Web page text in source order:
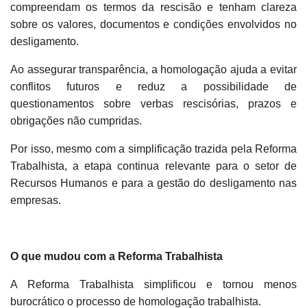
compreendam os termos da rescisão e tenham clareza
sobre os valores, documentos e condições envolvidos no
desligamento.
Ao assegurar transparência, a homologação ajuda a evitar
conflitos futuros e reduz a possibilidade de
questionamentos sobre verbas rescisórias, prazos e
obrigações não cumpridas.
Por isso, mesmo com a simplificação trazida pela Reforma
Trabalhista, a etapa continua relevante para o setor de
Recursos Humanos e para a gestão do desligamento nas
empresas.
O que mudou com a Reforma Trabalhista
A Reforma Trabalhista simplificou e tornou menos
burocrático o processo de homologação trabalhista.